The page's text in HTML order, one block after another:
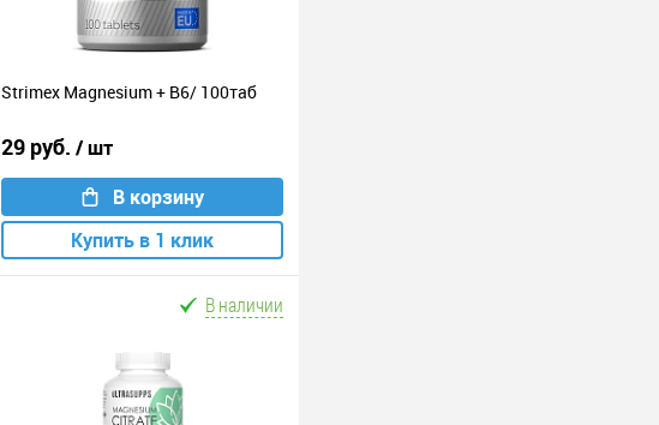
Strimex Magnesium + В6/ 100таб
29 руб. / шт
В корзину
Купить в 1 клик
В наличии